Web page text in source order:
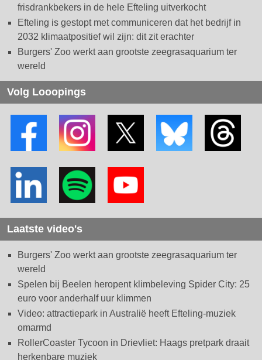
frisdrankbekers in de hele Efteling uitverkocht
Efteling is gestopt met communiceren dat het bedrijf in
2032 klimaatpositief wil zijn: dit zit erachter
Burgers' Zoo werkt aan grootste zeegrasaquarium ter
wereld
Volg Looopings
Laatste video's
Burgers' Zoo werkt aan grootste zeegrasaquarium ter
wereld
Spelen bij Beelen heropent klimbeleving Spider City: 25
euro voor anderhalf uur klimmen
Video: attractiepark in Australië heeft Efteling-muziek
omarmd
RollerCoaster Tycoon in Drievliet: Haags pretpark draait
herkenbare muziek